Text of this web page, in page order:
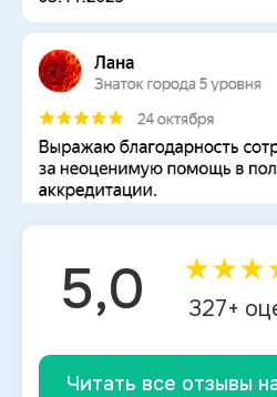
5,0 ★★★
327+
Читать все отзывы